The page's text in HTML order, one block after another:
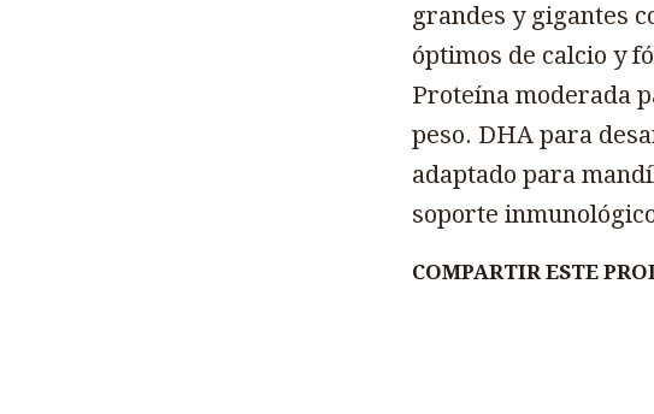
grandes y gigantes
óptimos de calcio y
Proteína moderada
peso. DHA para
adaptado para
soporte
COMPARTIR ESTE